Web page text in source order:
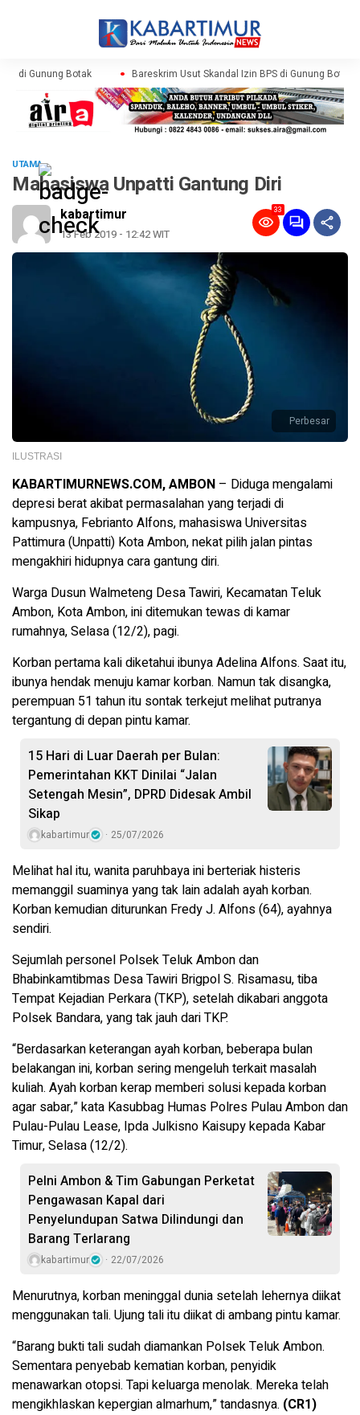
di Gunung Botak Bareskrim Usut Skandal Izin BPS di Gunung Botak
UTAMA
Mahasiswa Unpatti Gantung Diri
kabartimur
13 Feb 2019 - 12:42 WIT
33
Perbesar
ILUSTRASI
KABARTIMURNEWS.COM, AMBON – Diduga mengalami
depresi berat akibat permasalahan yang terjadi di
kampusnya, Febrianto Alfons, mahasiswa Universitas
Pattimura (Unpatti) Kota Ambon, nekat pilih jalan pintas
mengakhiri hidupnya cara gantung diri.
Warga Dusun Walmeteng Desa Tawiri, Kecamatan Teluk
Ambon, Kota Ambon, ini ditemukan tewas di kamar
rumahnya, Selasa (12/2), pagi.
Korban pertama kali diketahui ibunya Adelina Alfons. Saat itu,
ibunya hendak menuju kamar korban. Namun tak disangka,
perempuan 51 tahun itu sontak terkejut melihat putranya
tergantung di depan pintu kamar.
15 Hari di Luar Daerah per Bulan:
Pemerintahan KKT Dinilai “Jalan
Setengah Mesin”, DPRD Didesak Ambil
Sikap
kabartimur 25/07/2026
Melihat hal itu, wanita paruhbaya ini berteriak histeris
memanggil suaminya yang tak lain adalah ayah korban.
Korban kemudian diturunkan Fredy J. Alfons (64), ayahnya
sendiri.
Sejumlah personel Polsek Teluk Ambon dan
Bhabinkamtibmas Desa Tawiri Brigpol S. Risamasu, tiba
Tempat Kejadian Perkara (TKP), setelah dikabari anggota
Polsek Bandara, yang tak jauh dari TKP.
“Berdasarkan keterangan ayah korban, beberapa bulan
belakangan ini, korban sering mengeluh terkait masalah
kuliah. Ayah korban kerap memberi solusi kepada korban
agar sabar,” kata Kasubbag Humas Polres Pulau Ambon dan
Pulau-Pulau Lease, Ipda Julkisno Kaisupy kepada Kabar
Timur, Selasa (12/2).
Pelni Ambon & Tim Gabungan Perketat
Pengawasan Kapal dari
Penyelundupan Satwa Dilindungi dan
Barang Terlarang
kabartimur 22/07/2026
Menurutnya, korban meninggal dunia setelah lehernya diikat
menggunakan tali. Ujung tali itu diikat di ambang pintu kamar.
“Barang bukti tali sudah diamankan Polsek Teluk Ambon.
Sementara penyebab kematian korban, penyidik
menawarkan otopsi. Tapi keluarga menolak. Mereka telah
mengikhlaskan kepergian almarhum,” tandasnya. (CR1)